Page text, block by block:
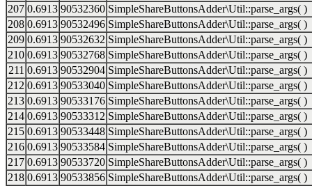
207 0.6913 90532360 SimpleShareButtonsAdder\Util::parse_args( )
208 0.6913 90532496 SimpleShareButtonsAdder\Util::parse_args( )
209 0.6913 90532632 SimpleShareButtonsAdder\Util::parse_args( )
210 0.6913 90532768 SimpleShareButtonsAdder\Util::parse_args( )
211 0.6913 90532904 SimpleShareButtonsAdder\Util::parse_args( )
212 0.6913 90533040 SimpleShareButtonsAdder\Util::parse_args( )
213 0.6913 90533176 SimpleShareButtonsAdder\Util::parse_args( )
214 0.6913 90533312 SimpleShareButtonsAdder\Util::parse_args( )
215 0.6913 90533448 SimpleShareButtonsAdder\Util::parse_args( )
216 0.6913 90533584 SimpleShareButtonsAdder\Util::parse_args( )
217 0.6913 90533720 SimpleShareButtonsAdder\Util::parse_args( )
218 0.6913 90533856 SimpleShareButtonsAdder\Util::parse_args( )